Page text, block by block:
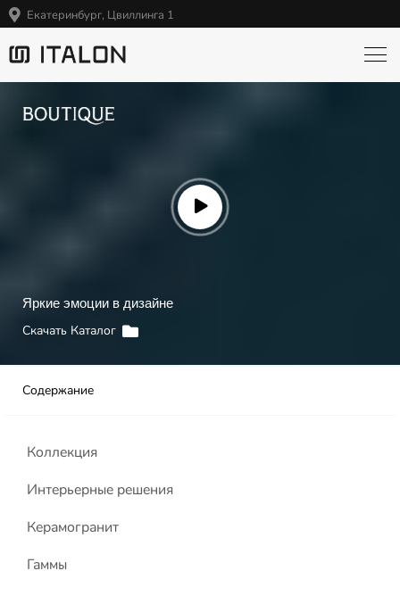
Екатеринбург, Цвиллинга 1
Яркие эмоции в дизайне
Скачать Каталог
Содержание
Коллекция
Интерьерные решения
Керамогранит
Гаммы